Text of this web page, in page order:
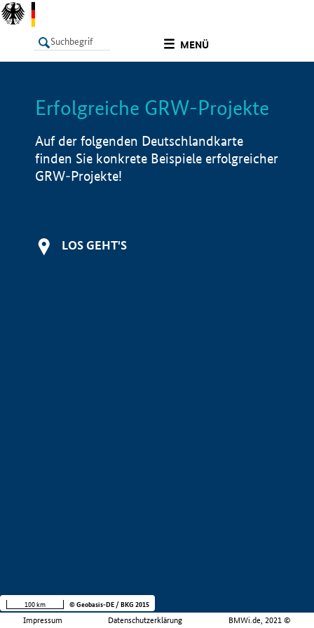
MENÜ
LISTE Info
Erfolgreiche GRW-Projekte
Auf der folgenden Deutschlandkarte
finden Sie konkrete Beispiele erfolgreicher
GRW-Projekte!
LOS GEHT'S
Impressum Datenschutzerklärung BMWi.de, 2021 ©
100 km © Geobasis-DE / BKG 2015